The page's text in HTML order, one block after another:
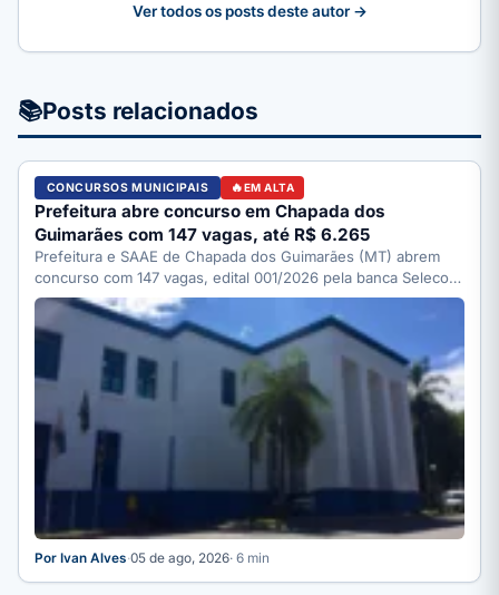
Ver todos os posts deste autor →
📚Posts relacionados
CONCURSOS MUNICIPAIS EM ALTA
Prefeitura abre concurso em Chapada dos
Guimarães com 147 vagas, até R$ 6.265
Prefeitura e SAAE de Chapada dos Guimarães (MT) abrem
concurso com 147 vagas, edital 001/2026 pela banca Selecon.
…
Por Ivan Alves·05 de ago, 2026· 6 min